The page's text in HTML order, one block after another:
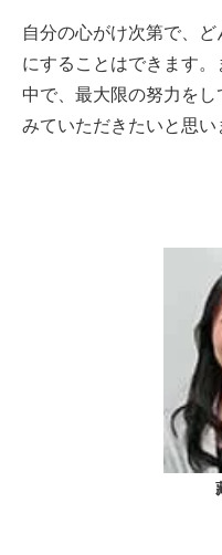
自分の心がけ次第で、
にすることはできます
中で、最大限の努力を
みていただきたいと思い